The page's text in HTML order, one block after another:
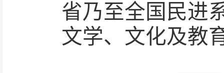
省乃至全国民进
文学、文化及教